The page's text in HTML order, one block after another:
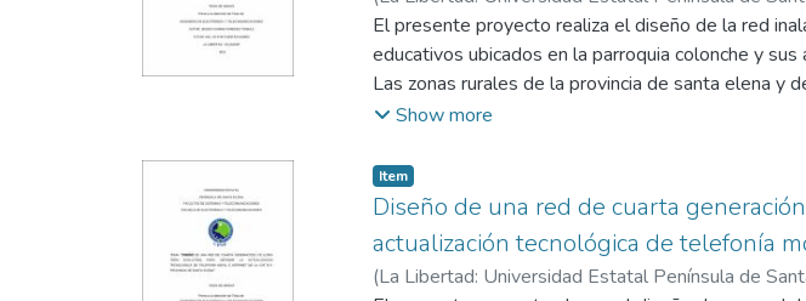
monitorización Con visual basic express 2010; y
Dumes, Victor
El presente proyecto realiza el diseño de la red
educativos ubicados en la parroquia colonche y sus
Las zonas rurales de la provincia de santa elena y
actualmente ejecuta el estado, mediante
Las visitas y encuestas realizadas a los centros
en la enseñanza de los niños del sector,
telecomunicaciones a diseñar.
En el estudio técnico, se analiza la tecnología
para la implementación debido a su gran
Show more
Item
Diseño de una red de cuarta
actualización tecnológica de telefonía
(La Libertad: Universidad Estatal Península de